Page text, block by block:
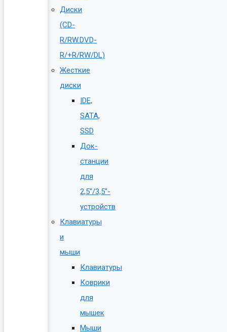
Диски
(CD-
R/RW.DVD-
R/+R/RW/DL)
Жесткие
диски
IDE,
SATA,
SSD
Док-
станции
для
2,5″/3,5″-
устройств
Клавиатуры
и
мыши
Клавиатуры
Коврики
для
мышек
Мыши